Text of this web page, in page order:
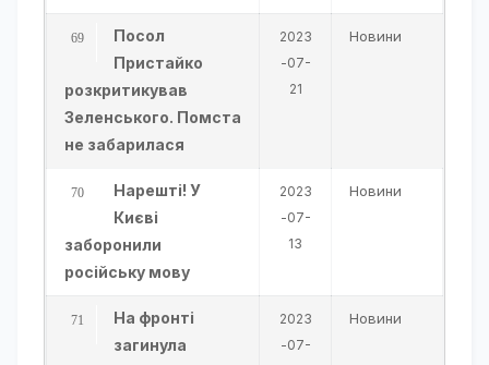
Посол
Пристайко
розкритикував
Зеленського. Помста
не забарилася
2023
-07-
21
Новини
Нарешті! У
Києві
заборонили
російську мову
2023
-07-
13
Новини
На фронті
загинула
2023
-07-
Новини